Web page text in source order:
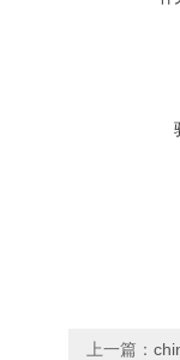
上一篇：